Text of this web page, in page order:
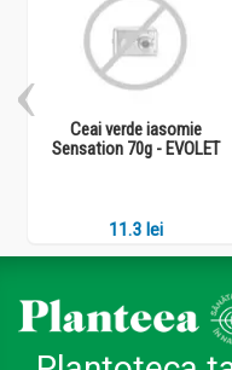
Ceai verde iasomie
Sensation 70g - EVOLET
11.3 lei